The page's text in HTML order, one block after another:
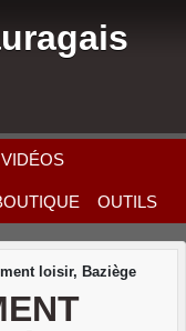
OUTILS
loisir, Baziège